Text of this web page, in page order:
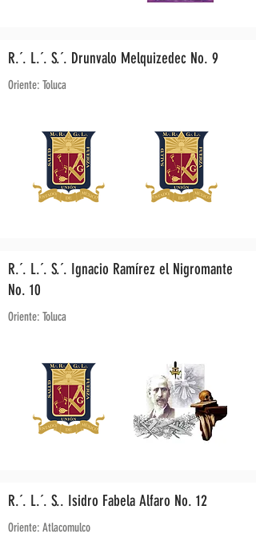
R.´. L.´. S.´. Drunvalo Melquizedec No. 9
Oriente: Toluca
R.´. L.´. S.´. Ignacio Ramírez el Nigromante
No. 10
Oriente: Toluca
R.´. L.´. S.. Isidro Fabela Alfaro No. 12
Oriente: Atlacomulco